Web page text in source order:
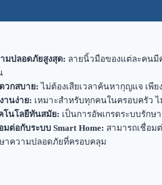
มปลอดภัยสูงสุด: ลายนิ้วมือของแต่ละคนมี
วกสบาย: ไม่ต้องเสียเวลาค้นหากุญแจ เพี
านง่าย: เหมาะสำหรับทุกคนในครอบครัว ไ
โนโลยีทันสมัย: เป็นการอัพเกรดระบบรัก
มต่อกับระบบ Smart Home: สามารถเชื่อม
าความปลอดภัยที่ครอบคลุม